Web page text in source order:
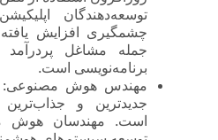
توسعه‌دهندگان
چشمگیری افزایش
جمله مشاغل
برنامه‌نویسی است.
مهندس هوش مصنوعی:
جدیدترین و جذاب‌ترین
است. مهندسان هوش